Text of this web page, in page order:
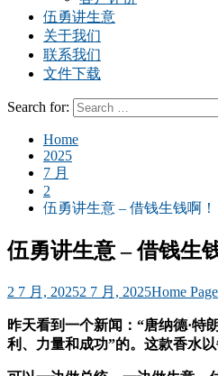
伍勇讲生意
关于我们
联系我们
文件下载
Search for:
Home
2025
7 月
2
伍勇讲生意 – 借钱生钱啊！
伍勇讲生意 – 借钱生
2 7 月, 20252 7 月, 2025Home Page
昨天看到一个新闻：“唐纳德·特
利、力量和成功”的。 这款香水